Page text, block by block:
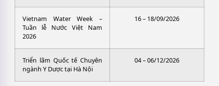
Vietnam Water Week –
Tuần lễ Nước Việt Nam
2026
16 – 18/09/2026
Triển lãm Quốc tế Chuyên
ngành Y Dược tại Hà Nội
04 – 06/12/2026